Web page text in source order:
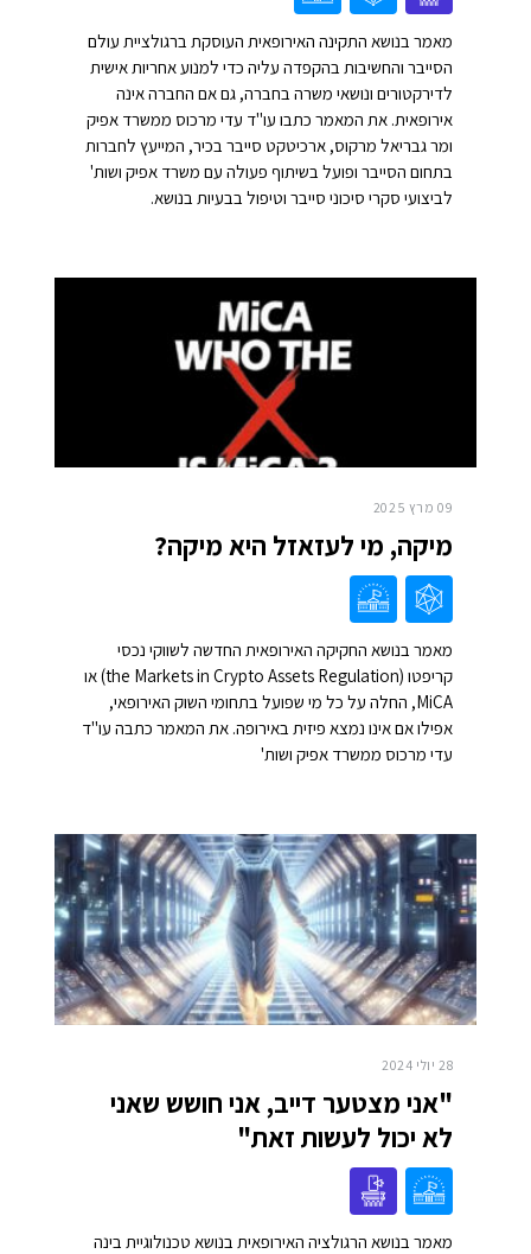
מאמר בנושא התקינה האירופאית העוסקת ברגולציית עולם
הסייבר והחשיבות בהקפדה עליה כדי למנוע אחריות אישית
לדירקטורים ונושאי משרה בחברה, גם אם החברה אינה
אירופאית. את המאמר כתבו עו"ד עדי מרכוס ממשרד אפיק
ומר גבריאל מרקוס, ארכיטקט סייבר בכיר, המייעץ לחברות
בתחום הסייבר ופועל בשיתוף פעולה עם משרד אפיק ושות'
לביצועי סקרי סיכוני סייבר וטיפול בבעיות בנושא.
09 מרץ 2025
מיקה, מי לעזאזל היא מיקה?
מאמר בנושא החקיקה האירופאית החדשה לשווקי נכסי
קריפטו (the Markets in Crypto Assets Regulation) או
MiCA, החלה על כל מי שפועל בתחומי השוק האירופאי,
אפילו אם אינו נמצא פיזית באירופה. את המאמר כתבה עו"ד
עדי מרכוס ממשרד אפיק ושות'
28 יולי 2024
"אני מצטער דייב, אני חושש שאני
לא יכול לעשות זאת"
מאמר בנושא הרגולציה האירופאית בנושא טכנולוגיית בינה